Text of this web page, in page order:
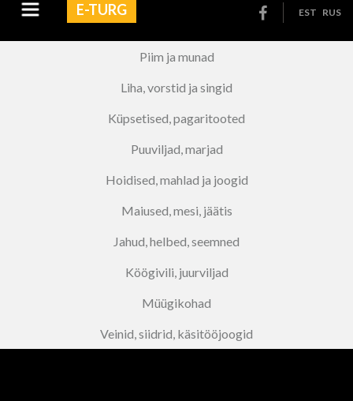
EST RUS
E-TURG
Piim ja munad
Liha, vorstid ja singid
Küpsetised, pagaritooted
Puuviljad, marjad
Hoidised, mahlad ja joogid
Maiused, mesi, jäätis
Jahud, helbed, seemned
Köögivili, juurviljad
Müügikohad
Veinid, siidrid, käsitööjoogid